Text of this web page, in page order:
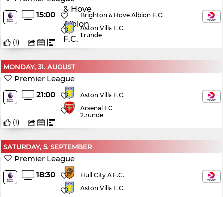
15:00
Brighton & Hove Albion F.C.
Aston Villa F.C.
1.runde
(1)
MONDAY, 31. AUGUST
Premier League
21:00
Aston Villa F.C.
Arsenal FC
2.runde
(1)
SATURDAY, 5. SEPTEMBER
Premier League
18:30
Hull City A.F.C.
Aston Villa F.C.